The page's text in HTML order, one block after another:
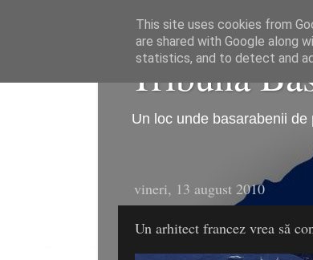
Tribuna
Un loc unde basarabenii
vineri, 13 august 2010
Un arhitect francez vrea să
This site uses cookies from
are shared with Google along
statistics, and to detect and